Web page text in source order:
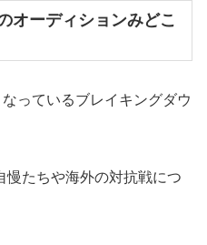
オーディションみどこ
っているブレイキングダウ
慢たちや海外の対抗戦につ